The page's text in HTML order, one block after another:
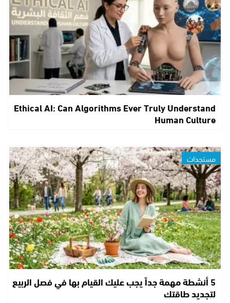
Ethical AI: Can Algorithms Ever Truly Understand
Human Culture
مستجدات
5 أنشطة مهمة جداً يجب عليك القيام بها في فصل الربيع
لتجديد طاقتك